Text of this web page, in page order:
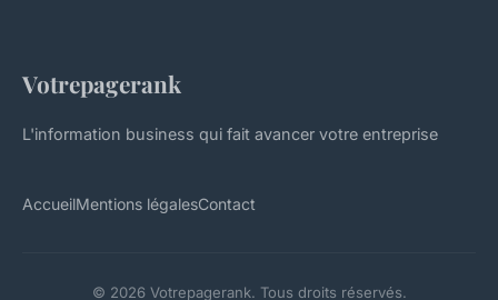
Votrepagerank
L'information business qui fait avancer votre entreprise
AccueilMentions légalesContact
© 2026 Votrepagerank. Tous droits réservés.